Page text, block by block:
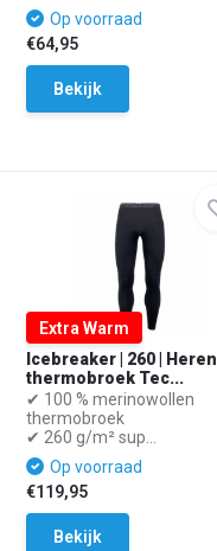
Op voorraad
€64,95
Bekijk
Extra Warm
Icebreaker | 260 | Heren
thermobroek Tec...
✔ 100 % merinowollen
thermobroek
✔ 260 g/m² sup...
Op voorraad
€119,95
Bekijk